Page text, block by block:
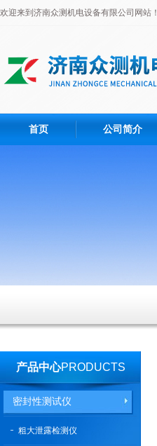
欢迎来到济南众测机电设备有限公司网站！
首页 公司简介
产品中心PRODUCTS
密封性测试仪
粗大泄露检测仪